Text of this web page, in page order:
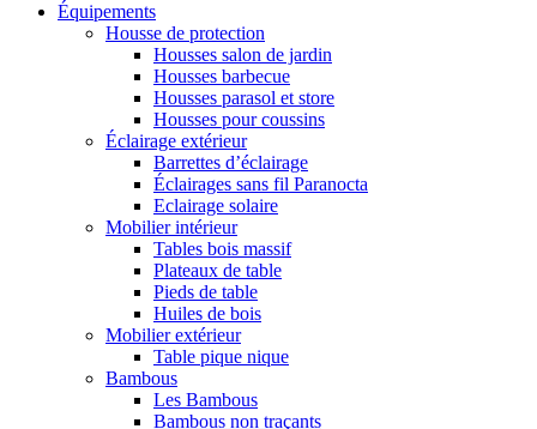
Équipements
Housse de protection
Housses salon de jardin
Housses barbecue
Housses parasol et store
Housses pour coussins
Éclairage extérieur
Barrettes d’éclairage
Éclairages sans fil Paranocta
Eclairage solaire
Mobilier intérieur
Tables bois massif
Plateaux de table
Pieds de table
Huiles de bois
Mobilier extérieur
Table pique nique
Bambous
Les Bambous
Bambous non traçants